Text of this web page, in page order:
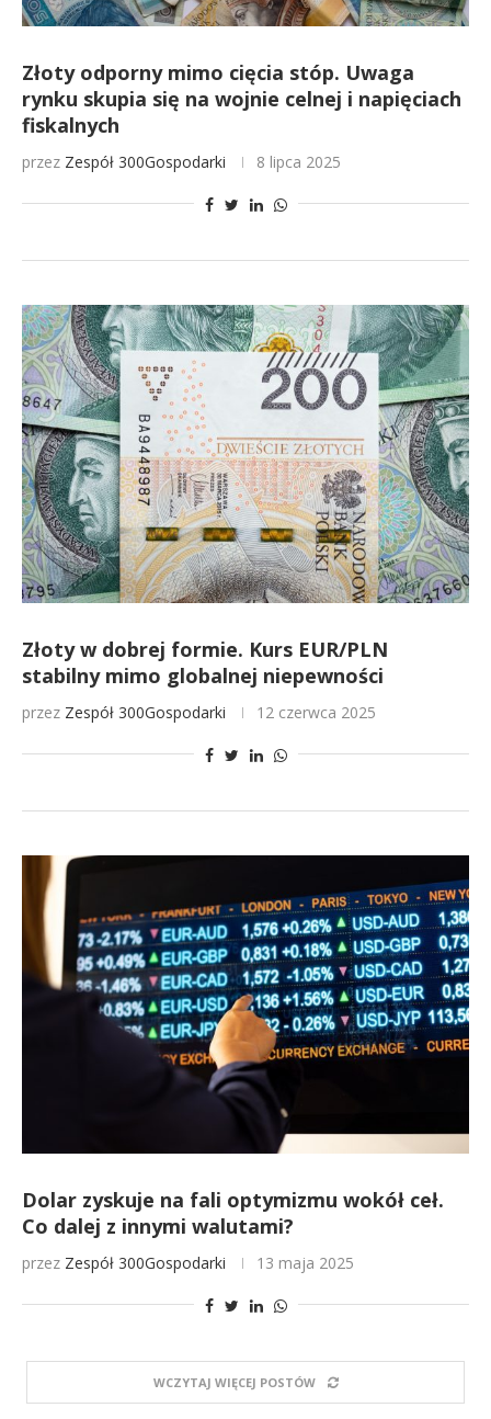
Złoty odporny mimo cięcia stóp. Uwaga
rynku skupia się na wojnie celnej i napięciach
fiskalnych
przez Zespół 300Gospodarki 8 lipca 2025
Złoty w dobrej formie. Kurs EUR/PLN
stabilny mimo globalnej niepewności
przez Zespół 300Gospodarki 12 czerwca 2025
Dolar zyskuje na fali optymizmu wokół ceł.
Co dalej z innymi walutami?
przez Zespół 300Gospodarki 13 maja 2025
WCZYTAJ WIĘCEJ POSTÓW